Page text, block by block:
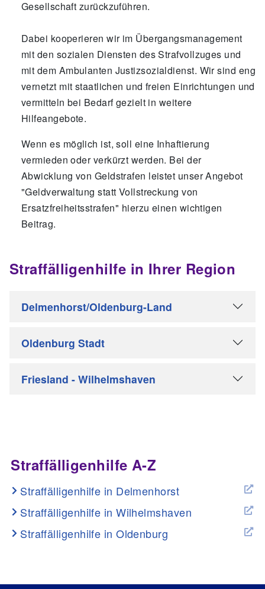
Straffälligenhilfe A-Z
Straffälligenhilfe in Delmenhorst
Straffälligenhilfe in Wilhelmshaven
Straffälligenhilfe in Oldenburg
Gesellschaft zurückzuführen.
Dabei kooperieren wir im Übergangsmanagement
mit den sozialen Diensten des Strafvollzuges und
mit dem Ambulanten Justizsozialdienst. Wir sind eng
vernetzt mit staatlichen und freien Einrichtungen und
vermitteln bei Bedarf gezielt in weitere
Hilfeangebote.
Wenn es möglich ist, soll eine Inhaftierung
vermieden oder verkürzt werden. Bei der
Abwicklung von Geldstrafen leistet unser Angebot
"Geldverwaltung statt Vollstreckung von
Ersatzfreiheitsstrafen" hierzu einen wichtigen
Beitrag.
Straffälligenhilfe in Ihrer Region
Delmenhorst/Oldenburg-Land
Oldenburg Stadt
Friesland - Wilhelmshaven